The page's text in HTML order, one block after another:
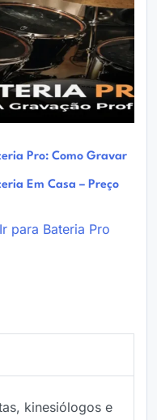
Pro: Como Gravar
Em Casa – Preço
para Bateria Pro
kinesiólogos e